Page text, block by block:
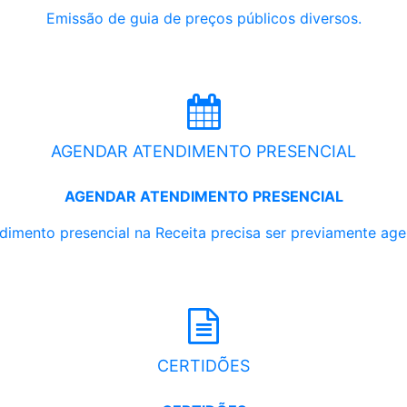
Emissão de guia de preços públicos diversos.
AGENDAR ATENDIMENTO PRESENCIAL
AGENDAR ATENDIMENTO PRESENCIAL
presencial na Receita precisa ser previamente
CERTIDÕES